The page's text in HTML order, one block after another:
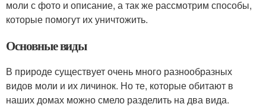
моли с фото и описание, а так же рассмотрим способы,
которые помогут их уничтожить.
Основные виды
В природе существует очень много разнообразных
видов моли и их личинок. Но те, которые обитают в
наших домах можно смело разделить на два вида.